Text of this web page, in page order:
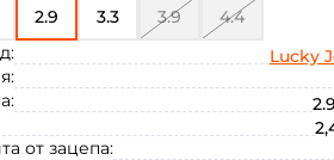
2.9 3.3 3.9
4.4
Lucky
от зацепа: